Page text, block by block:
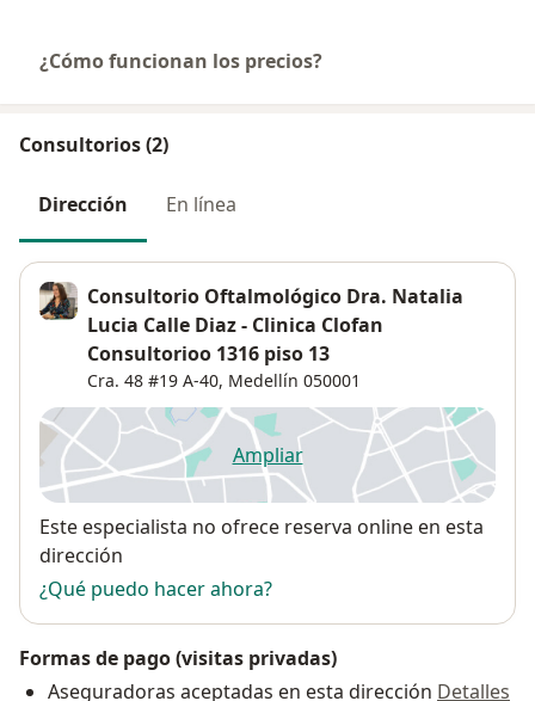
¿Cómo funcionan los precios?
Consultorios (2)
Dirección En línea
Consultorio Oftalmológico Dra. Natalia
Lucia Calle Diaz - Clinica Clofan
Consultorioo 1316 piso 13
Cra. 48 #19 A-40, Medellín 050001
Ampliarse abre en una nueva
Disponibilidad
Este especialista no ofrece reserva online en esta
dirección
¿Qué puedo hacer ahora?
Formas de pago (visitas privadas)
Aseguradoras aceptadas en esta dirección Detalles